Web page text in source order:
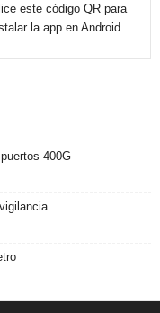
este código QR para
la app en Android
400G